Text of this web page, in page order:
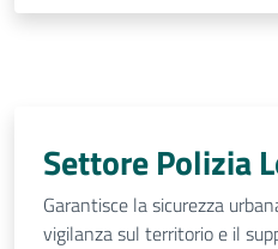
Settore Polizia
Garantisce la sicurezza
vigilanza sul territorio e il